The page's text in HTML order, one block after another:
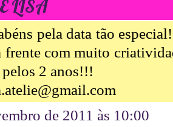
LISA
pela data tão
frente com muito
pelos 2 anos!!!
de 2011 às 10:00